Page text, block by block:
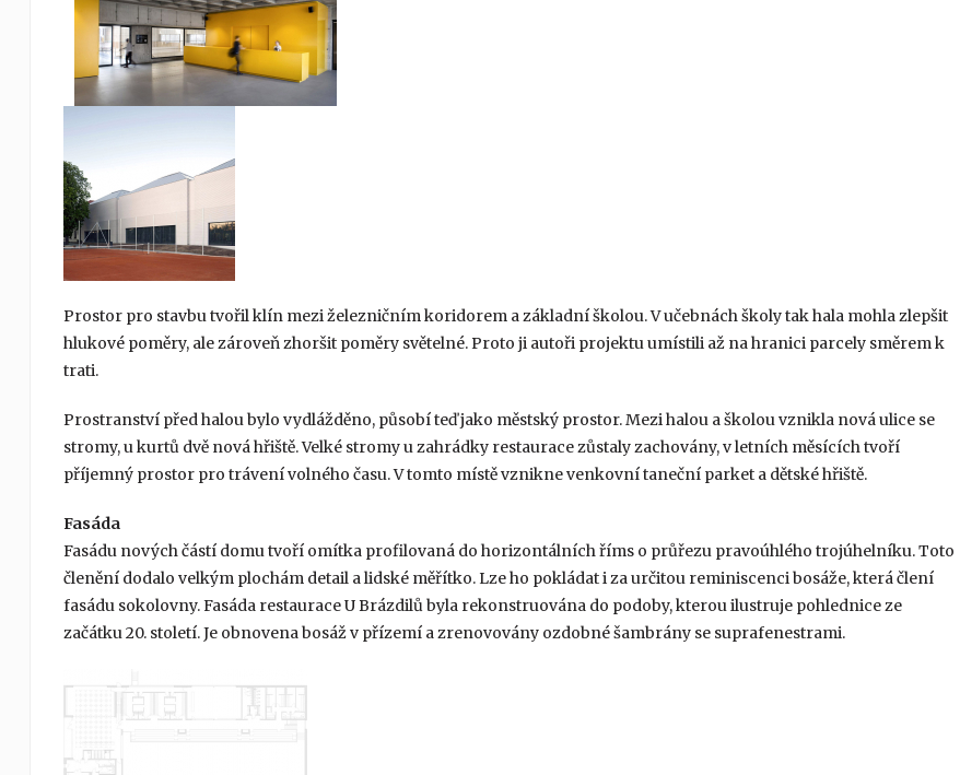
Prostor pro stavbu tvořil klín mezi železničním koridorem a základní školou. V učebnách školy tak hala mohla zlepšit
hlukové poměry, ale zároveň zhoršit poměry světelné. Proto ji autoři projektu umístili až na hranici parcely směrem k
trati.
Prostranství před halou bylo vydlážděno, působí teď jako městský prostor. Mezi halou a školou vznikla nová ulice se
stromy, u kurtů dvě nová hřiště. Velké stromy u zahrádky restaurace zůstaly zachovány, v letních měsících tvoří
příjemný prostor pro trávení volného času. V tomto místě vznikne venkovní taneční parket a dětské hřiště.
Fasáda
Fasádu nových částí domu tvoří omítka profilovaná do horizontálních říms o průřezu pravoúhlého trojúhelníku. Toto
členění dodalo velkým plochám detail a lidské měřítko. Lze ho pokládat i za určitou reminiscenci bosáže, která člení
fasádu sokolovny. Fasáda restaurace U Brázdilů byla rekonstruována do podoby, kterou ilustruje pohlednice ze
začátku 20. století. Je obnovena bosáž v přízemí a zrenovovány ozdobné šambrány se suprafenestrami.